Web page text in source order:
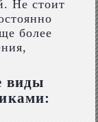
Не стоит
более
виды